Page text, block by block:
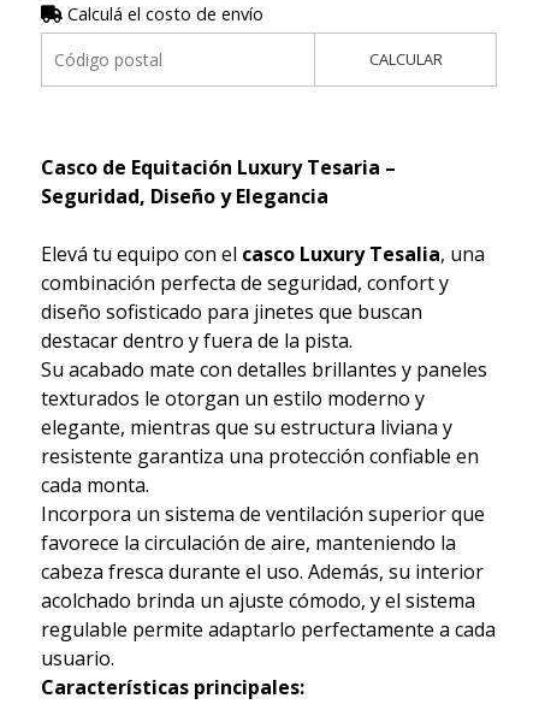
Calculá el costo de envío
CALCULAR
Casco de Equitación Luxury Tesaria –
Seguridad, Diseño y Elegancia
Elevá tu equipo con el casco Luxury Tesalia, una
combinación perfecta de seguridad, confort y
diseño sofisticado para jinetes que buscan
destacar dentro y fuera de la pista.
Su acabado mate con detalles brillantes y paneles
texturados le otorgan un estilo moderno y
elegante, mientras que su estructura liviana y
resistente garantiza una protección confiable en
cada monta.
Incorpora un sistema de ventilación superior que
favorece la circulación de aire, manteniendo la
cabeza fresca durante el uso. Además, su interior
acolchado brinda un ajuste cómodo, y el sistema
regulable permite adaptarlo perfectamente a cada
usuario.
Características principales: